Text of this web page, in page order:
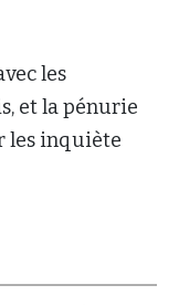
les
et la pénurie
les inquiète